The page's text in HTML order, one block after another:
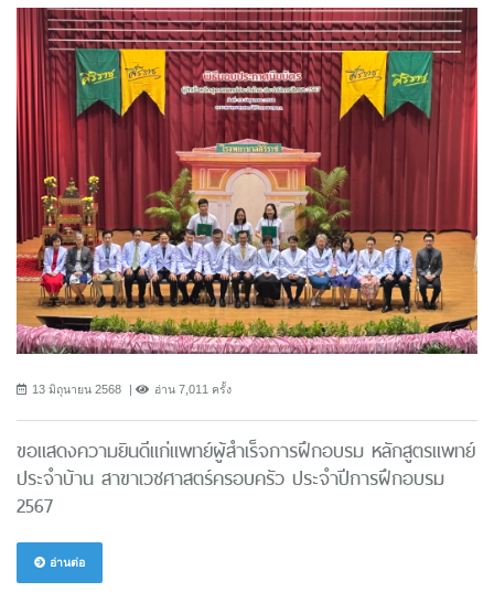
13 มิถุนายน 2568 อ่าน 7,011 ครั้ง
ขอแสดงความยินดีแก่แพทย์ผู้สำเร็จการฝึกอบรม หลักสูตรแพทย์
ประจำบ้าน สาขาเวชศาสตร์ครอบครัว ประจำปีการฝึกอบรม
2567
อ่านต่อ